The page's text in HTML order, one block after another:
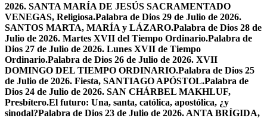
2026. SANTA MARÍA DE JESÚS SACRAMENTADO
VENEGAS, Religiosa.Palabra de Dios 29 de Julio de 2026.
SANTOS MARTA, MARÍA y LÁZARO.Palabra de Dios 28 de
Julio de 2026. Martes XVII del Tiempo Ordinario.Palabra de
Dios 27 de Julio de 2026. Lunes XVII de Tiempo
Ordinario.Palabra de Dios 26 de Julio de 2026. XVII
DOMINGO DEL TIEMPO ORDINARIO.Palabra de Dios 25
de Julio de 2026. Fiesta, SANTIAGO APÓSTOL.Palabra de
Dios 24 de Julio de 2026. SAN CHÁRBEL MAKHLUF,
Presbítero.El futuro: Una, santa, católica, apostólica, ¿y
sinodal?Palabra de Dios 23 de Julio de 2026. ANTA BRÍGIDA,